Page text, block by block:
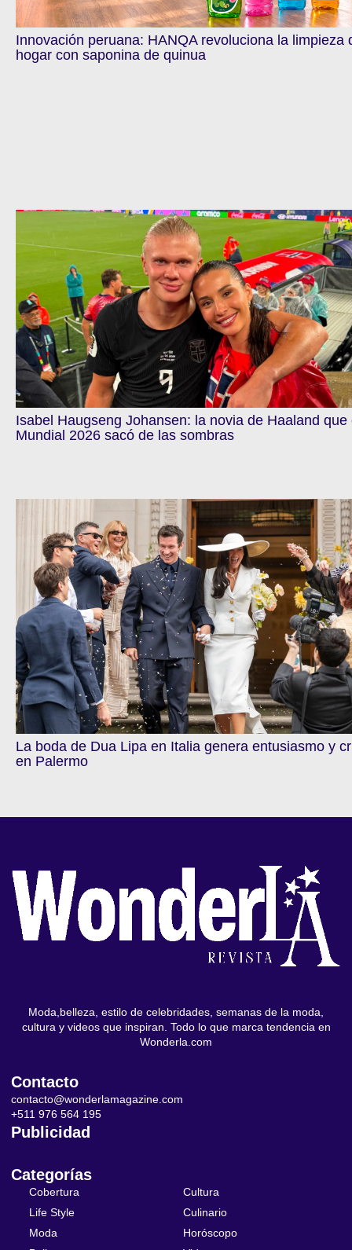
Innovación peruana: HANQA revoluciona la limpieza
hogar con saponina de quinua
Isabel Haugseng Johansen: la novia de Haaland que
Mundial 2026 sacó de las sombras
La boda de Dua Lipa en Italia genera entusiasmo y
en Palermo
Moda,belleza, estilo de celebridades, semanas de la moda,
cultura y videos que inspiran. Todo lo que marca tendencia en
Wonderla.com
Contacto
contacto@wonderlamagazine.com
+511 976 564 195
Publicidad
Categorías
Cobertura
Life Style
Moda
Cultura
Culinario
Horóscopo